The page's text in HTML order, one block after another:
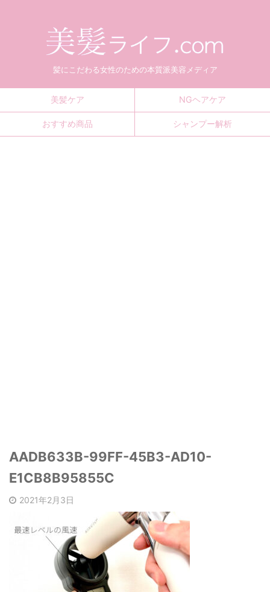
髪にこだわる女性のための本質派美容メディア
美髪ケア NGヘアケア
おすすめ商品 シャンプー解析
AADB633B-99FF-45B3-AD10-
E1CB8B95855C
2021年2月3日